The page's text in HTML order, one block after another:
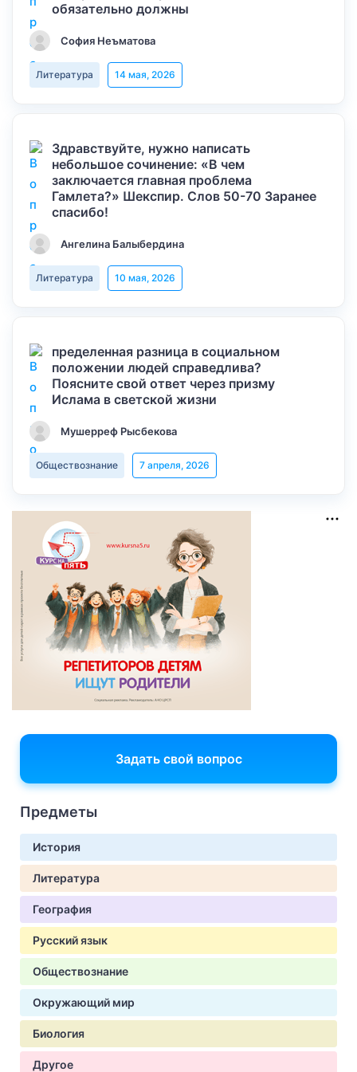
обязательно должны
София Неъматова
Литература 14 мая, 2026
Здравствуйте, нужно написать
небольшое сочинение: «В чем
заключается главная проблема
Гамлета?» Шекспир. Слов 50-70 Заранее
спасибо!
Ангелина Балыбердина
Литература 10 мая, 2026
пределенная разница в социальном
положении людей справедлива?
Поясните свой ответ через призму
Ислама в светской жизни
Мушерреф Рысбекова
Обществознание 7 апреля, 2026
Задать свой вопрос
Предметы
История
Литература
География
Русский язык
Обществознание
Окружающий мир
Биология
Другое